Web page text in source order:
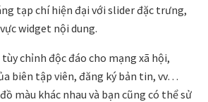
tạp chí hiện đại với slider đặc trưng,
widget nội dung.
chỉnh độc đáo cho mạng xã hội,
biên tập viên, đăng ký bản tin, vv…
màu khác nhau và bạn cũng có thể sử